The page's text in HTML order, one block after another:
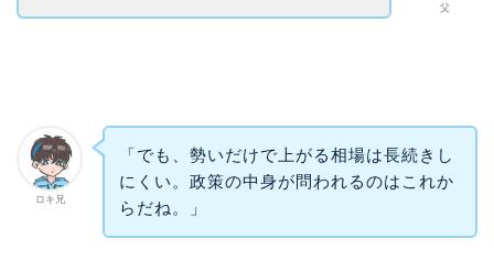
父
ロキ兄
「でも、勢いだけで上がる相場は長続きし
にくい。政策の中身が問われるのはこれか
らだね。」